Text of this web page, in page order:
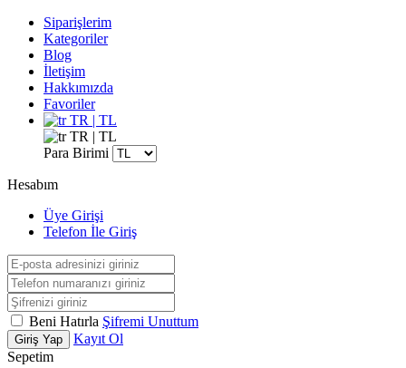
Siparişlerim
Kategoriler
Blog
İletişim
Hakkımızda
Favoriler
TR | TL
TR | TL
Para Birimi
Hesabım
Üye Girişi
Telefon İle Giriş
Beni Hatırla Şifremi Unuttum
Giriş Yap
Kayıt Ol
Sepetim